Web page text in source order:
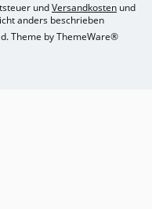
undVersandkosten und
anders beschrieben
Theme byThemeWare®